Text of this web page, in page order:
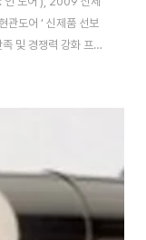
관도어 ’ 신제품 선보
및 경쟁력 강화 프리
in.com) 가 2009 년
족도 강화에 나설 예
라스틱 소재를 사용
태와 컬러 변형 및 오